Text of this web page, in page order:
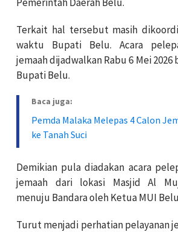
Terkait hal tersebut masih
waktu Bupati Belu. Acara
jemaah dijadwalkan Rabu 6 Mei
Bupati Belu.
Baca juga:
Pemda Malaka Melepas 4 Calon
ke Tanah Suci
Demikian pula diadakan acara
jemaah dari lokasi Masjid Al
menuju Bandara oleh Ketua MUI
Turut menjadi perhatian pelayanan